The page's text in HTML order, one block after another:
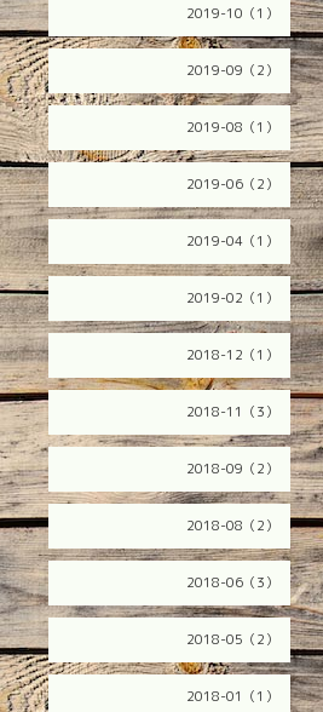
2019-10（1）
2019-09（2）
2019-08（1）
2019-06（2）
2019-04（1）
2019-02（1）
2018-12（1）
2018-11（3）
2018-09（2）
2018-08（2）
2018-06（3）
2018-05（2）
2018-01（1）